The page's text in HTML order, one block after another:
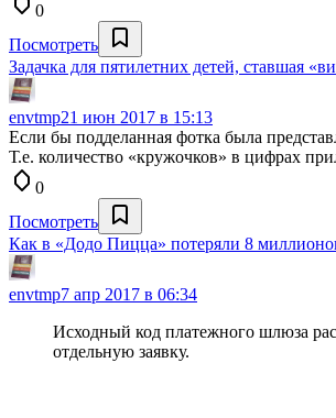
0
Посмотреть
Задачка для пятилетних детей, ставшая
envtmp21 июн 2017 в 15:13
Если бы подделанная фотка была
Т.е. количество «кружочков» в цифрах
0
Посмотреть
Как в «Додо Пицца» потеряли 8
envtmp7 апр 2017 в 06:34
Исходный код платежного шлюза
отдельную заявку.